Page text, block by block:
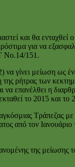
και θα ενταχθεί
για να
Νο.14/151.
γίνει μείωση ως
ρήτρας των
να επανέλθει η
το 2015 και το
Τράπεζας
από τον
της μείωσης